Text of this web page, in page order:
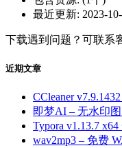
最近更新: 2023-
下载遇到问题？可联系
近期文章
CCleaner
即梦AI – 无水印
Typora v1.13.7
wav2mp3 – 免费